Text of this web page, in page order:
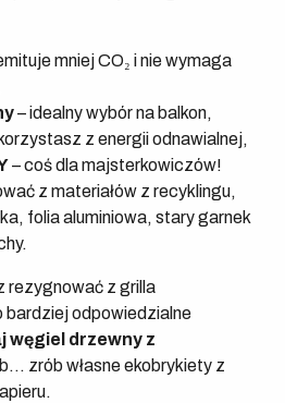
mniej CO₂ i nie wymaga
– idealny wybór na balkon,
z energii odnawialnej,
– coś dla majsterkowiczów!
z materiałów z recyklingu,
folia aluminiowa, stary garnek
rezygnować z grilla
odpowiedzialne
węgiel drzewny z
zrób własne ekobrykiety z